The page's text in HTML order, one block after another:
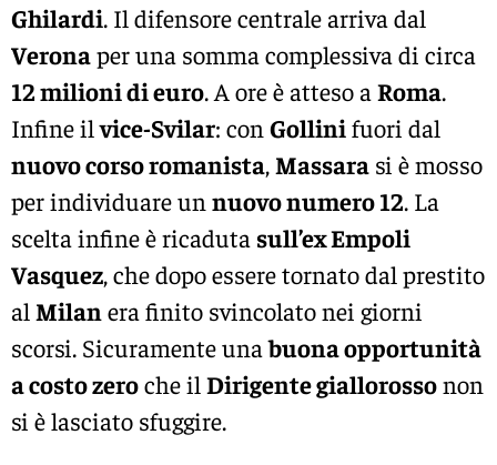
Ghilardi. Il difensore centrale arriva dal
Veronaper una somma complessiva di circa
12 milioni di euro. A ore è atteso a Roma.
Infine ilvice-Svilar: con Gollinifuori dal
nuovo corso romanista, Massara si è mosso
per individuare un nuovo numero 12. La
scelta infine è ricaduta sull’ex Empoli
Vasquez, che dopo essere tornato dal prestito
al Milanera finito svincolato nei giorni
scorsi. Sicuramente unabuona opportunità
a costo zeroche il Dirigente giallorossonon
si è lasciato sfuggire.